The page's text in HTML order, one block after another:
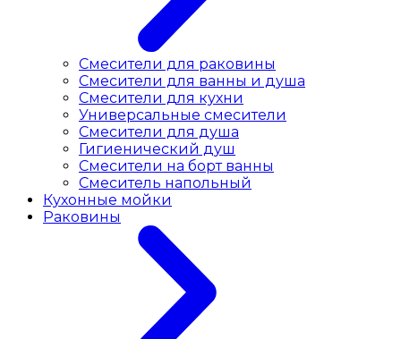
Смесители для раковины
Cмесители для ванны и душа
Смесители для кухни
Универсальные смесители
Смесители для душа
Гигиенический душ
Смесители на борт ванны
Смеситель напольный
Кухонные мойки
Раковины